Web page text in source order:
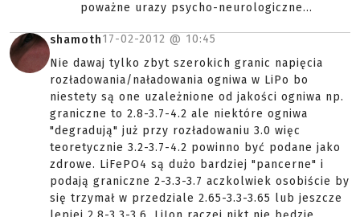
poważne urazy psycho-neurologiczne...
shamoth17-02-2012 @ 10:45
Nie dawaj tylko zbyt szerokich granic napięcia
rozładowania/naładowania ogniwa w LiPo bo
niestety są one uzależnione od jakości ogniwa np.
graniczne to 2.8-3.7-4.2 ale niektóre ogniwa
"degradują" już przy rozładowaniu 3.0 więc
teoretycznie 3.2-3.7-4.2 powinno być podane jako
zdrowe. LiFePO4 są dużo bardziej "pancerne" i
podają graniczne 2-3.3-3.7 aczkolwiek osobiście by
się trzymał w przedziale 2.65-3.3-3.65 lub jeszcze